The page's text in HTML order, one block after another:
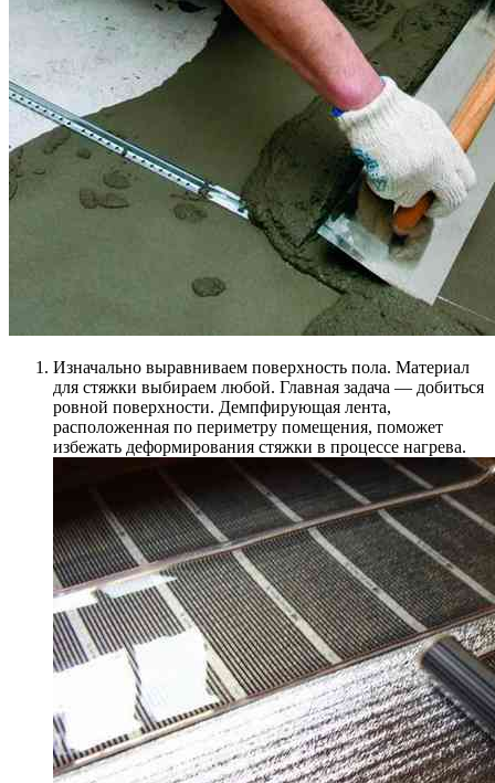
Изначально выравниваем поверхность пола. Материал
для стяжки выбираем любой. Главная задача — добиться
ровной поверхности. Демпфирующая лента,
расположенная по периметру помещения, поможет
избежать деформирования стяжки в процессе нагрева.